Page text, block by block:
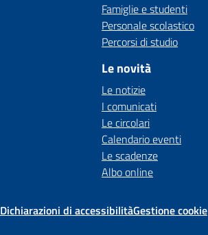
Famiglie e studenti
Personale scolastico
Percorsi di studio
Le novità
Le notizie
I comunicati
Le circolari
Calendario eventi
Le scadenze
Albo online
Dichiarazioni di accessibilitàGestione cookie